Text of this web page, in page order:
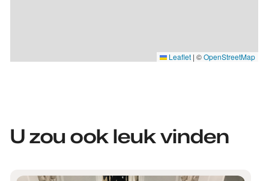
Leaflet | ©OpenStreetMap
U zou ook leuk vinden